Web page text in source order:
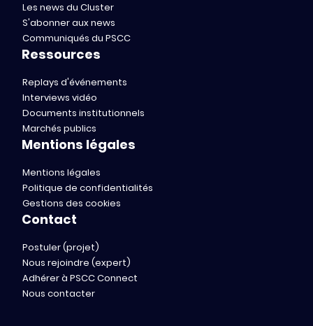
Les news du Cluster
S'abonner aux news
Communiqués du PSCC
Ressources
Replays d'événements
Interviews vidéo
Documents institutionnels
Marchés publics
Mentions légales
Mentions légales
Politique de confidentialités
Gestions des cookies
Contact
Postuler (projet)
Nous rejoindre (expert)
Adhérer à PSCC Connect
Nous contacter